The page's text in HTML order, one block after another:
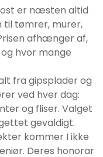
er næsten altid
tømrer, murer,
afhænger af,
hvor mange
fra gipsplader og
ved hver dag:
og fliser. Valget
gevaldigt.
kommer I ikke
Deres honorar